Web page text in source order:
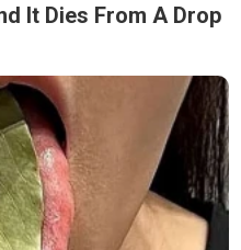
It Dies From A Drop